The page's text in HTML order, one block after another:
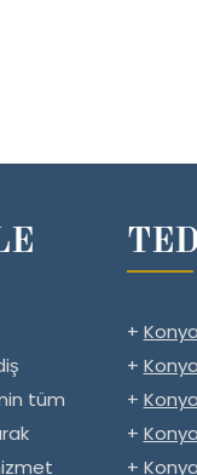
tüm
+
+
+
+
+